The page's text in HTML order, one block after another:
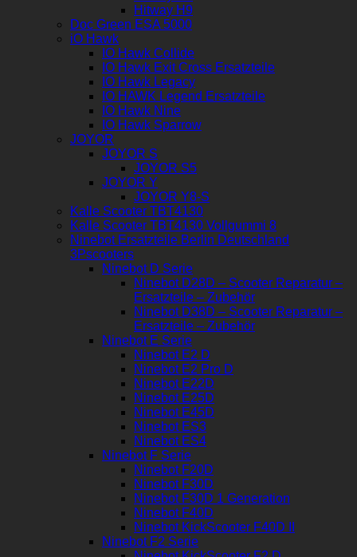
Hitway H9
Doc Green ESA 5000
iO Hawk
IO Hawk Collide
IO Hawk Exit Cross Ersatzteile
IO Hawk Legacy
IO HAWK Legend Ersatzteile
IO Hawk Nine
IO Hawk Sparrow
JOYOR
JOYOR S
JOYOR S5
JOYOR Y
JOYOR Y8-S
Kalle Scooter TBT4130
Kalle Scooter TBT4130 Vollgummi 8
Ninebot Ersatzteile Berlin Deutschland
3Pscooters
Ninebot D Serie
Ninebot D28D – Scooter Reparatur –
Ersatzteile – Zubehör
Ninebot D38D – Scooter Reparatur –
Ersatzteile – Zubehör
Ninebot E Serie
Ninebot E2 D
Ninebot E2 Pro D
Ninebot E22D
Ninebot E25D
Ninebot E45D
Ninebot ES3
Ninebot ES4
Ninebot F Serie
Ninebot F20D
Ninebot F30D
Ninebot F30D 1 Generation
Ninebot F40D
Ninebot KickScooter F40D II
Ninebot F2 Serie